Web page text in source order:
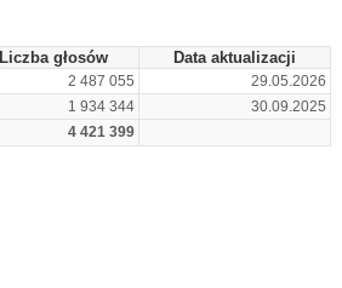
Liczba głosów Data aktualizacji
2 487 055
29.05.2026
1 934 344 30.09.2025
4 421 399